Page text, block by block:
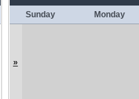
Sunday Monday
»